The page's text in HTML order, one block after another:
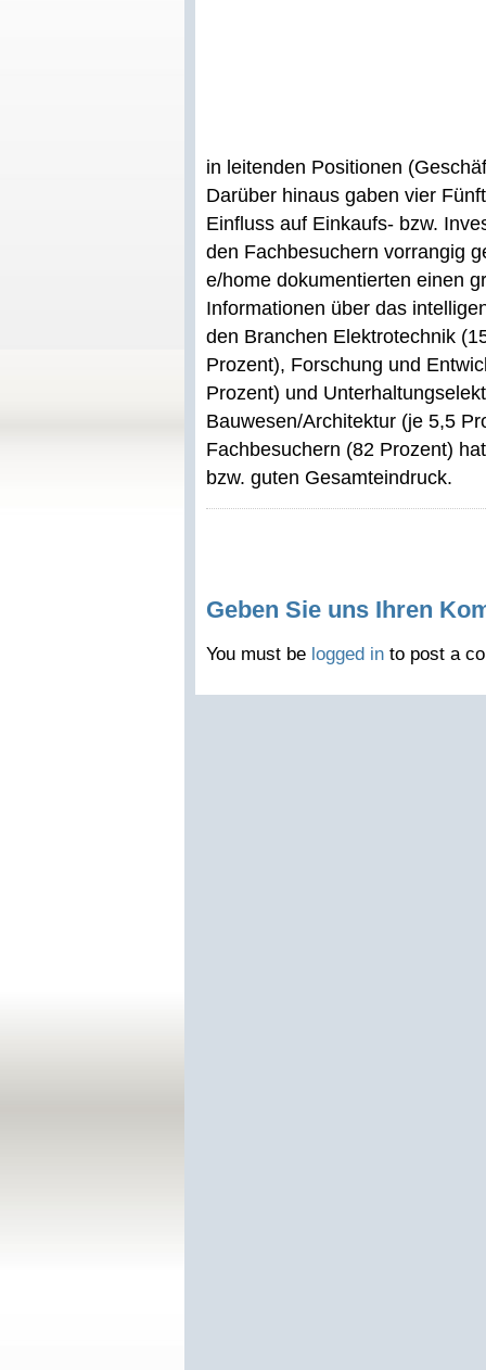
in leitenden Positionen
Darüber hinaus gaben vier
Einfluss auf Einkaufs- bzw.
den Fachbesuchern vorrangig
e/home dokumentierten einen
Informationen über das
den Branchen Elektrotechnik
Prozent), Forschung und
Prozent) und
Bauwesen/Architektur (je 5,5
Fachbesuchern (82 Prozent)
bzw. guten Gesamteindruck.
Geben Sie uns Ihren
You must be logged in to post a